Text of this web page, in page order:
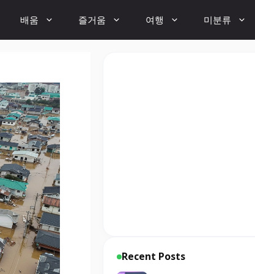
배움 즐거움 여행 미분류
Recent Posts